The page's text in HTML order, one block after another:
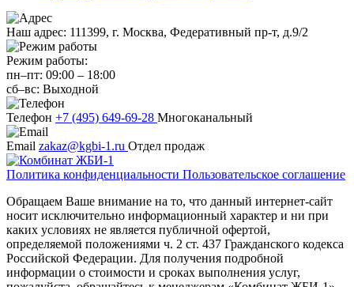
Наш адрес: 111399, г. Москва, Федеративный пр-т, д.9/2
Режим работы:
пн–пт: 09:00 – 18:00
сб–вс: Выходной
Телефон +7 (495) 649-69-28 Многоканальный
Email zakaz@kgbi-1.ru Отдел продаж
Политика конфиденциальности Пользовательское соглашение
Обращаем Ваше внимание на то, что данный интернет-сайт
носит исключительно информационный характер и ни при
каких условиях не является публичной офертой,
определяемой положениями ч. 2 ст. 437 Гражданского кодекса
Российской Федерации. Для получения подробной
информации о стоимости и сроках выполнения услуг,